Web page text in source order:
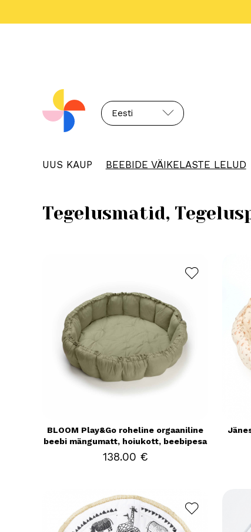
Eesti
UUS KAUP BEEBIDE VÄIKELASTE LELUD
Tegelusmatid,
BLOOM Play&Go roheline orgaaniline
beebi mängumatt, hoiukott, beebipesa
138.00 €